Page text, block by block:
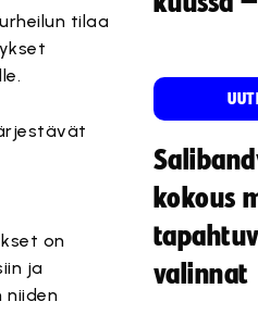
tilaa
on
ja
kokous
valinnat